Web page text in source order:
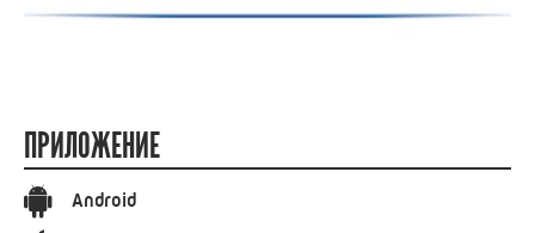
ПРИЛОЖЕНИЕ
Android